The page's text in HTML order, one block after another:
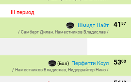
III период
41 57
Шмидт Нэйт
/ Самберг Дилан, Наместников Владислав /
5303
(Бол) Перфетти Коул
/ Наместников Владислав, Нидеррайтер Нино /